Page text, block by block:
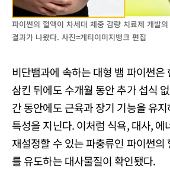
파이썬의 혈액이 차세대 체중 감량 치료제 개발
결과가 나왔다. 사진=게티이미지뱅크 편집
비단뱀과에 속하는 대형 뱀 파이썬은
삼킨 뒤에도 수개월 동안 추가 섭식
간 동안에도 근육과 장기 기능을 유
특성을 지닌다. 이처럼 식욕, 대사, 에
재설정할 수 있는 파충류인 파이썬의
를 유도하는 대사물질이 확인됐다.